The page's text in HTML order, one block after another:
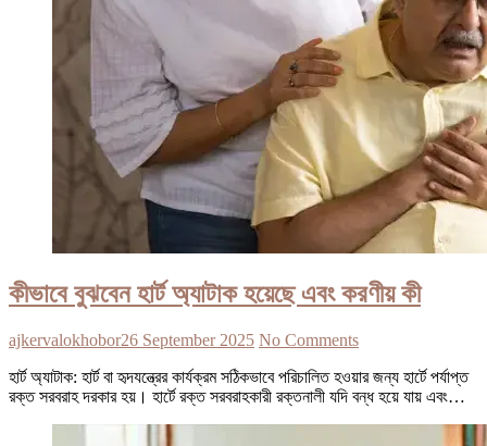
কীভাবে বুঝবেন হার্ট অ্যাটাক হয়েছে এবং করণীয় কী
ajkervalokhobor26 September 2025 No Comments
হার্ট অ্যাটাক: হার্ট বা হৃদযন্ত্রের কার্যক্রম সঠিকভাবে পরিচালিত হওয়ার জন্য হার্টে পর্যাপ্ত
রক্ত সরবরাহ দরকার হয়। হার্টে রক্ত সরবরাহকারী রক্তনালী যদি বন্ধ হয়ে যায় এবং…